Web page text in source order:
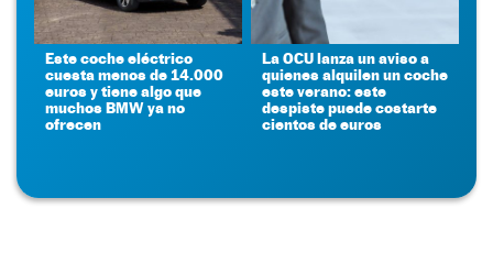
Este coche eléctrico
cuesta menos de 14.000
euros y tiene algo que
muchos BMW ya no
ofrecen
La OCU lanza un aviso a
quienes alquilen un coche
este verano: este
despiste puede costarte
cientos de euros